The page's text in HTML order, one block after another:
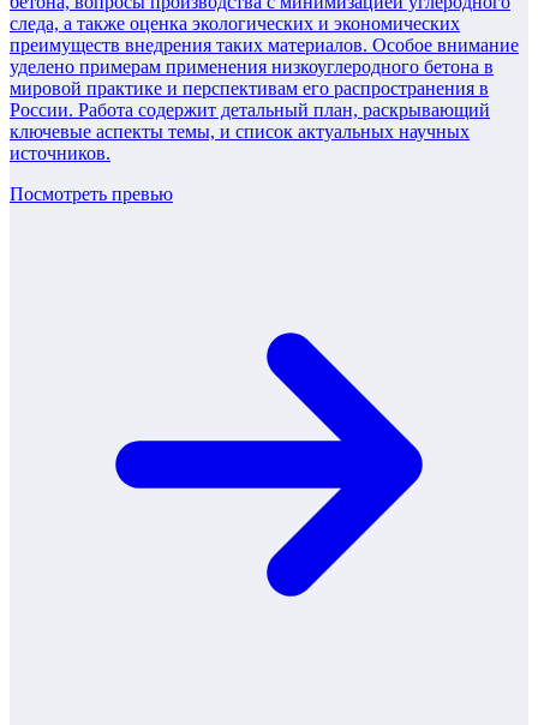
следа, а также оценка экологических и экономических
преимуществ внедрения таких материалов. Особое внимание
уделено примерам применения низкоуглеродного бетона в
мировой практике и перспективам его распространения в
России. Работа содержит детальный план, раскрывающий
ключевые аспекты темы, и список актуальных научных
источников.
Посмотреть превью